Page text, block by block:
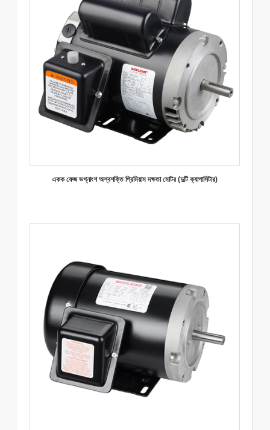
একক ফেজ ভগ্নাংশ অশ্বশক্তি প্রিমিয়াম দক্ষতা মোটর (দুটি ক্যাপাসিটার)